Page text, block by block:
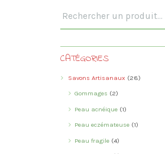
CATÉGORIES
Savons Artisanaux (28)
Gommages (2)
Peau acnéique (1)
Peau eczémateuse (1)
Peau fragile (4)